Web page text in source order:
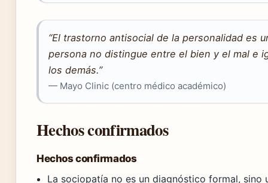
“El trastorno antisocial de la personalidad es
persona no distingue entre el bien y el mal e
los demás.”
— Mayo Clinic (centro médico académico)
Hechos confirmados
Hechos confirmados
La sociopatía no es un diagnóstico formal, sino